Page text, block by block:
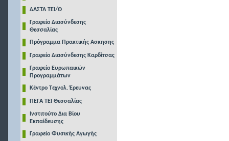
ΔΑΣΤΑ ΤΕΙ/Θ
Γραφείο Διασύνδεσης
Θεσσαλίας
Πρόγραμμα Πρακτικής Ασκησης
Γραφείο Διασύνδεσης Καρδίτσας
Γραφείο Ευρωπαικών
Προγραμμάτων
Κέντρο Τεχνολ. Έρευνας
ΠΕΓΑ ΤΕΙ Θεσσαλίας
Ινστιτούτο Δια Βίου
Εκπαίδευσης
Γραφείο Φυσικής Αγωγής